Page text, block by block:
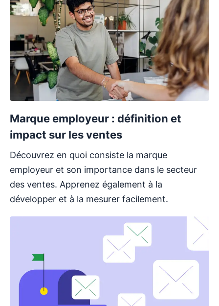
Marque employeur : définition et
impact sur les ventes
Découvrez en quoi consiste la marque
employeur et son importance dans le secteur
des ventes. Apprenez également à la
développer et à la mesurer facilement.